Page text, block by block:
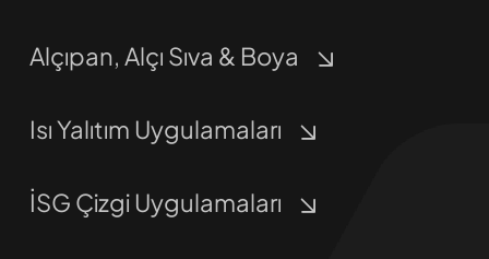
Alçıpan, Alçı Sıva & Boya
Isı Yalıtım Uygulamaları
İSG Çizgi Uygulamaları